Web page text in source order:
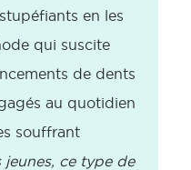
en les
qui suscite
de dents
au quotidien
souffrant
jeunes, ce type de